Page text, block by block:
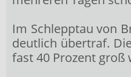
Im Schlepptau von
deutlich übertraf.
fast 40 Prozent groß